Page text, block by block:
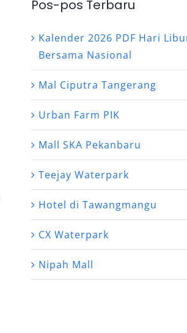
Pos-pos Terbaru
Kalender 2026 PDF Hari
Bersama Nasional
Mal Ciputra Tangerang
Urban Farm PIK
Mall SKA Pekanbaru
Teejay Waterpark
Hotel di Tawangmangu
CX Waterpark
Nipah Mall